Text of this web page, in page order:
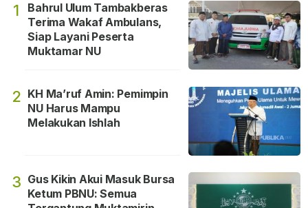
1
Bahrul Ulum Tambakberas
Terima Wakaf Ambulans,
Siap Layani Peserta
Muktamar NU
2 KH Ma’ruf Amin: Pemimpin
NU Harus Mampu
Melakukan Ishlah
3 Gus Kikin Akui Masuk Bursa
Ketum PBNU: Semua